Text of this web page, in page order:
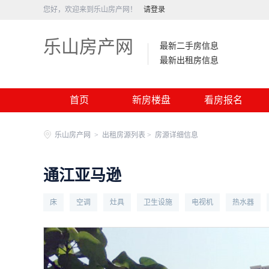
您好，欢迎来到乐山房产网！ 请登录
乐山房产网
最新二手房信息
最新出租房信息
首页 新房楼盘 看房报名
乐山房产网 > 出租房源列表 > 房源详细信息
通江亚马逊
床 空调 灶具 卫生设施 电视机 热水器